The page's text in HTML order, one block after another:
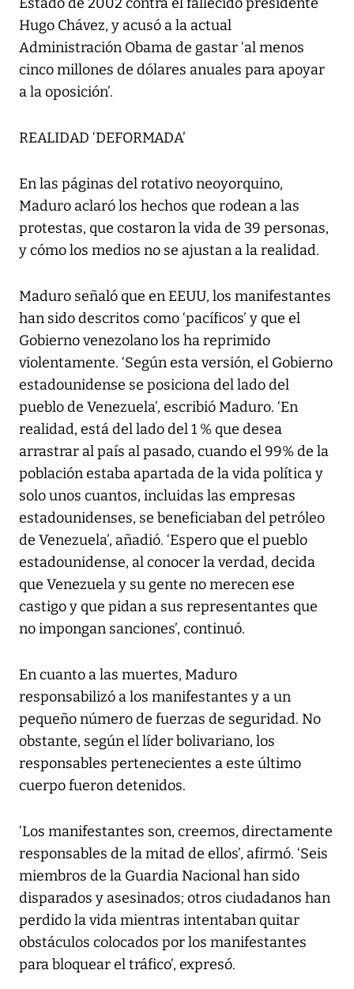
Estado de 2002 contra el fallecido presidente
Hugo Chávez, y acusó a la actual
Administración Obama de gastar ‘al menos
cinco millones de dólares anuales para apoyar
a la oposición’.
REALIDAD ‘DEFORMADA’
En las páginas del rotativo neoyorquino,
Maduro aclaró los hechos que rodean a las
protestas, que costaron la vida de 39 personas,
y cómo los medios no se ajustan a la realidad.
Maduro señaló que en EEUU, los manifestantes
han sido descritos como ‘pacíficos’ y que el
Gobierno venezolano los ha reprimido
violentamente. ‘Según esta versión, el Gobierno
estadounidense se posiciona del lado del
pueblo de Venezuela’, escribió Maduro. ‘En
realidad, está del lado del 1 % que desea
arrastrar al país al pasado, cuando el 99% de la
población estaba apartada de la vida política y
solo unos cuantos, incluidas las empresas
estadounidenses, se beneficiaban del petróleo
de Venezuela’, añadió. ‘Espero que el pueblo
estadounidense, al conocer la verdad, decida
que Venezuela y su gente no merecen ese
castigo y que pidan a sus representantes que
no impongan sanciones’, continuó.
En cuanto a las muertes, Maduro
responsabilizó a los manifestantes y a un
pequeño número de fuerzas de seguridad. No
obstante, según el líder bolivariano, los
responsables pertenecientes a este último
cuerpo fueron detenidos.
‘Los manifestantes son, creemos, directamente
responsables de la mitad de ellos’, afirmó. ‘Seis
miembros de la Guardia Nacional han sido
disparados y asesinados; otros ciudadanos han
perdido la vida mientras intentaban quitar
obstáculos colocados por los manifestantes
para bloquear el tráfico’, expresó.